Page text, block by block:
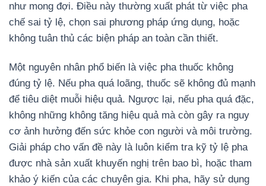
như mong đợi. Điều này thường xuất phát từ việc pha
chế sai tỷ lệ, chọn sai phương pháp ứng dụng, hoặc
không tuân thủ các biện pháp an toàn cần thiết.
Một nguyên nhân phổ biến là việc pha thuốc không
đúng tỷ lệ. Nếu pha quá loãng, thuốc sẽ không đủ mạnh
để tiêu diệt muỗi hiệu quả. Ngược lại, nếu pha quá đặc,
không những không tăng hiệu quả mà còn gây ra nguy
cơ ảnh hưởng đến sức khỏe con người và môi trường.
Giải pháp cho vấn đề này là luôn kiểm tra kỹ tỷ lệ pha
được nhà sản xuất khuyến nghị trên bao bì, hoặc tham
khảo ý kiến của các chuyên gia. Khi pha, hãy sử dụng